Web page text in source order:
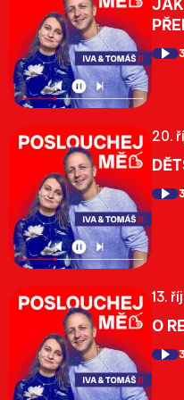
20.
13.
O